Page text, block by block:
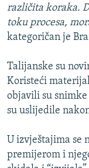
različita koraka.
toku procesa,
kategoričan je
Talijanske su
Koristeći
objavili su snimke
su uslijedile
U izvještajima se
premijerom i